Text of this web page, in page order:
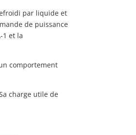
par liquide et
de puissance
1 et la
comportement
charge utile de